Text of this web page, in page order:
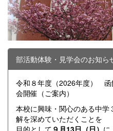
部活動体験・見学会のお知ら
令和８年度（2026年度）
会開催（ご案内）
本校に興味・関心のある中
解を深めていただくことを
目的として ９ 月13日（日） に